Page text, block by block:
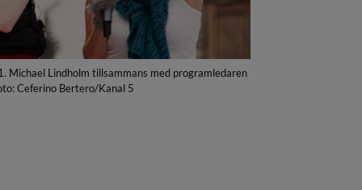
Michael Lindholm tillsammans med programledaren
Ceferino Bertero/Kanal 5